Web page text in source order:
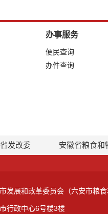
办事服务
便民查询
办件查询
发改委 安徽省粮食和
发展和改革委员会（六安市粮食
行政中心6号楼3楼